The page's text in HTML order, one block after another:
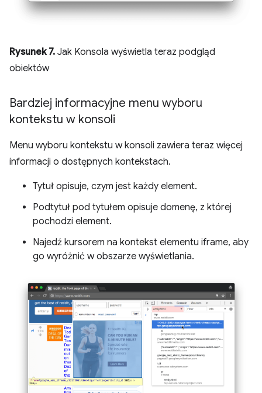
Rysunek 7. Jak Konsola wyświetla teraz podgląd
obiektów
Bardziej informacyjne menu wyboru
kontekstu w konsoli
Menu wyboru kontekstu w konsoli zawiera teraz więcej
informacji o dostępnych kontekstach.
Tytuł opisuje, czym jest każdy element.
Podtytuł pod tytułem opisuje domenę, z której
pochodzi element.
Najedź kursorem na kontekst elementu iframe, aby
go wyróżnić w obszarze wyświetlania.